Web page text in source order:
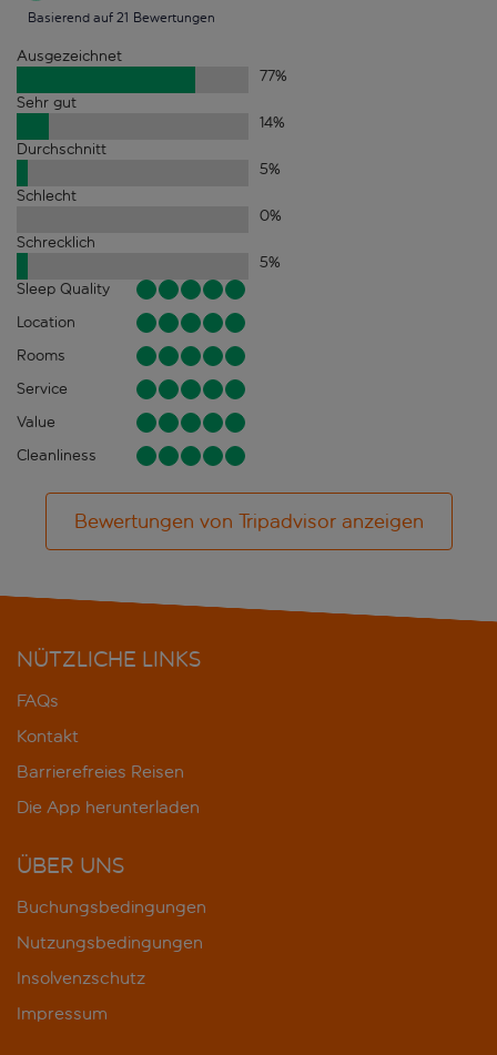
Basierend auf 21 Bewertungen
Ausgezeichnet
77%
Sehr gut
14%
Durchschnitt
5%
Schlecht
0%
Schrecklich
5%
Sleep Quality
Location
Rooms
Service
Value
Cleanliness
Bewertungen von Tripadvisor anzeigen
NÜTZLICHE LINKS
FAQs
Kontakt
Barrierefreies Reisen
Die App herunterladen
ÜBER UNS
Buchungsbedingungen
Nutzungsbedingungen
Insolvenzschutz
Impressum